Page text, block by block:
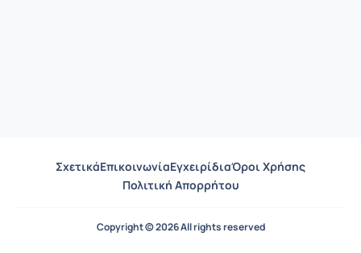
ΣχετικάΕπικοινωνίαΕγχειρίδιαΌροι Χρήσης
Πολιτική Απορρήτου
Copyright © 2026 All rights reserved